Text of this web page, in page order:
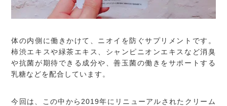
体の内側に働きかけて、ニオイを防ぐサプリメントです。
柿渋エキスや緑茶エキス、シャンピニオンエキスなど消臭
や抗菌が期待できる成分や、善玉菌の働きをサポートする
乳糖などを配合しています。
今回は、この中から2019年にリニューアルされたクリーム